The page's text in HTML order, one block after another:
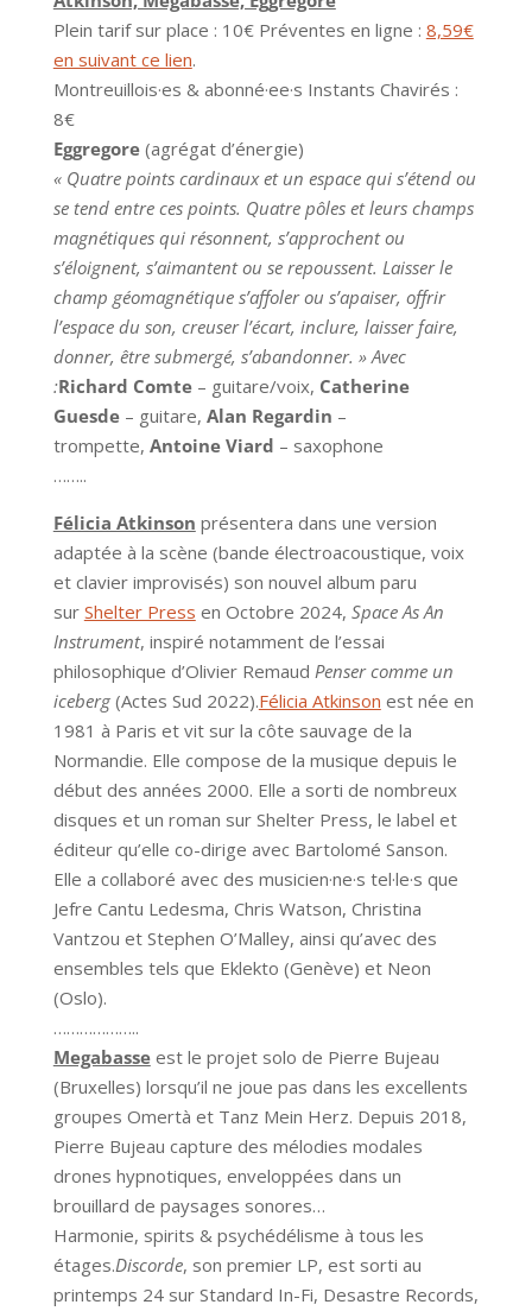
Plein tarif sur place : 10€ Préventes en ligne : 8,59€
en suivant ce lien.
Montreuillois·es & abonné·ee·s Instants Chavirés :
8€
Eggregore(agrégat d’énergie)
« Quatre points cardinaux et un espace qui s’étend ou
se tend entre ces points. Quatre pôles et leurs champs
magnétiques qui résonnent, s’approchent ou
s’éloignent, s’aimantent ou se repoussent. Laisser le
champ géomagnétique s’affoler ou s’apaiser, offrir
l’espace du son, creuser l’écart, inclure, laisser faire,
donner, être submergé, s’abandonner. » Avec
:Richard Comte– guitare/voix, Catherine
Guesde– guitare, Alan Regardin –
trompette, Antoine Viard – saxophone
……..
Félicia Atkinson présentera dans une version
adaptée à la scène (bande électroacoustique, voix
et clavier improvisés) son nouvel album paru
sur Shelter Press en Octobre 2024, Space As An
Instrument, inspiré notamment de l’essai
philosophique d’Olivier Remaud Penser comme un
iceberg(Actes Sud 2022).Félicia Atkinson est née en
1981 à Paris et vit sur la côte sauvage de la
Normandie. Elle compose de la musique depuis le
début des années 2000. Elle a sorti de nombreux
disques et un roman sur Shelter Press, le label et
éditeur qu’elle co-dirige avec Bartolomé Sanson.
Elle a collaboré avec des musicien·ne·s tel·le·s que
Jefre Cantu Ledesma, Chris Watson, Christina
Vantzou et Stephen O’Malley, ainsi qu’avec des
ensembles tels que Eklekto (Genève) et Neon
(Oslo).
………………..
Megabasseest le projet solo de Pierre Bujeau
(Bruxelles) lorsqu’il ne joue pas dans les excellents
groupes Omertà et Tanz Mein Herz. Depuis 2018,
Pierre Bujeau capture des mélodies modales
drones hypnotiques, enveloppées dans un
brouillard de paysages sonores…
Harmonie, spirits & psychédélisme à tous les
étages.Discorde, son premier LP, est sorti au
printemps 24 sur Standard In-Fi, Desastre Records,